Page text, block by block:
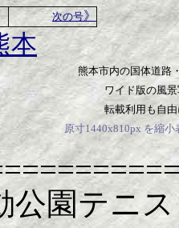
次の号》
本
熊本市内の国体道路
ワイド版の風
転載利用も自
原寸1440x810px を縮
公園テニ